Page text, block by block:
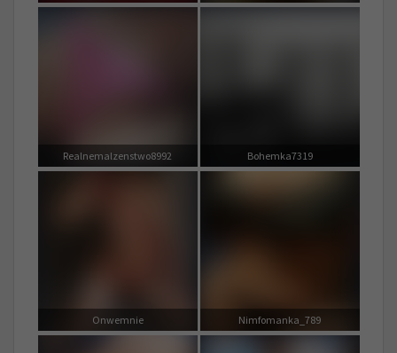
Realnemalzenstwo8992 Bohemka7319
Onwemnie Nimfomanka_789